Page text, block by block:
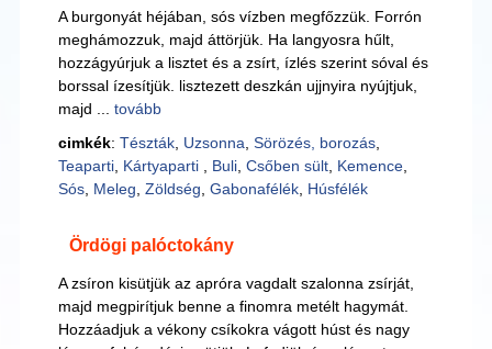
A burgonyát héjában, sós vízben megfőzzük. Forrón
meghámozzuk, majd áttörjük. Ha langyosra hűlt,
hozzágyúrjuk a lisztet és a zsírt, ízlés szerint sóval és
borssal ízesítjük. lisztezett deszkán ujjnyira nyújtjuk,
majd ... tovább
cimkék: Tészták, Uzsonna Sörözés, borozás,
Teaparti, Kártyaparti Buli, Csőben sült, Kemence,
Sós, Meleg Zöldség Gabonafélék, Húsfélék
Ördögi palóctokány
A zsíron kisütjük az apróra vagdalt szalonna zsírját,
majd megpirítjuk benne a finomra metélt hagymát.
Hozzáadjuk a vékony csíkokra vágott húst és nagy